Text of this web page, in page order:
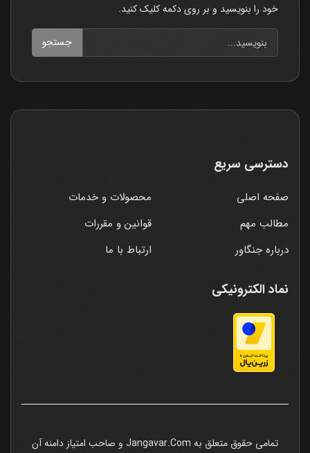
خود را بنویسید و بر روی دکمه کلیک کنید.
جستجو
دسترسی سریع
صفحه اصلی
محصولات و خدمات
مطالب مهم
قوانین و مقررات
درباره جنگاور
ارتباط با ما
نماد الکترونیکی
تمامی حقوق متعلق به Jangavar.Com و صاحب امتیاز دامنه آن